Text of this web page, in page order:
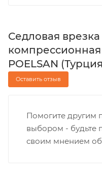
Седловая
компрессионная
POELSAN
Оставить отзыв
Помогите другим
выбором - будьте
своим мнением